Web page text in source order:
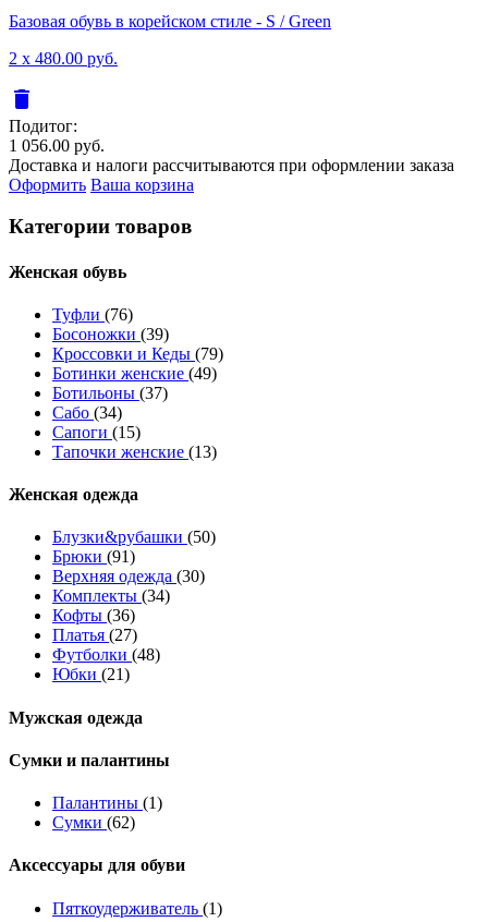
Базовая обувь в корейском стиле - S / Green
2 x 480.00 руб.
delete
Подитог:
1 056.00 руб.
Доставка и налоги рассчитываются при оформлении заказа
Оформить Ваша корзина
Категории товаров
Женcкая обувь
Туфли (76)
Босоножки (39)
Кроссовки и Кеды (79)
Ботинки женские (49)
Ботильоны (37)
Сабо (34)
Сапоги (15)
Тапочки женские (13)
Женская одежда
Блузки&рубашки (50)
Брюки (91)
Верхняя одежда (30)
Комплекты (34)
Кофты (36)
Платья (27)
Футболки (48)
Юбки (21)
Мужская одежда
Сумки и палантины
Палантины (1)
Сумки (62)
Аксессуары для обуви
Пяткоудерживатель (1)